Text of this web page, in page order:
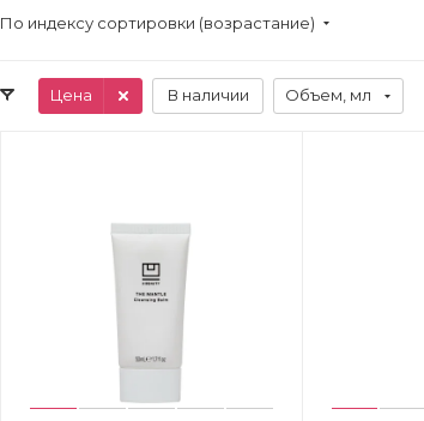
По индексу сортировки (возрастание)
Цена В наличии Объем, мл